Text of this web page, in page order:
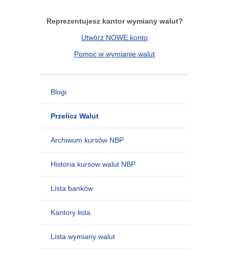
Reprezentujesz kantor wymiany walut?
Utwórz NOWE konto
Pomoc w wymianie walut
Blogi
Przelicz Walut
Archiwum kursów NBP
Historia kursow walut NBP
Lista banków
Kantory lista
Lista wymiany walut